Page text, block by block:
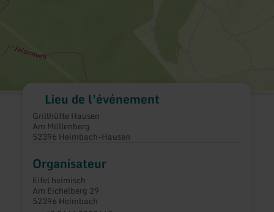
Lieu de l'événement
Grillhütte Hausen
Am Müllenberg
52396 Heimbach-Hausen
Organisateur
Eifel heimisch
Am Eichelberg 29
52396 Heimbach